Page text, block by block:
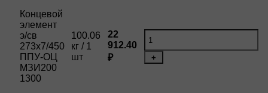
Концевой
элемент
э/св
273х7/450
ППУ-ОЦ
МЗИ200
1300
100.06
кг / 1
шт
22
912.40
₽
+